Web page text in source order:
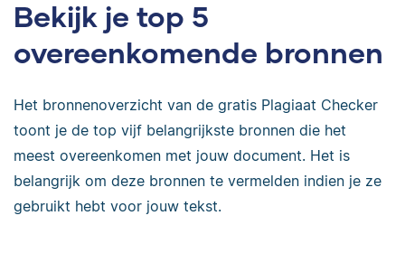
Bekijk je top 5
overeenkomende bronnen
Het bronnenoverzicht van de gratis Plagiaat Checker
toont je de top vijf belangrijkste bronnen die het
meest overeenkomen met jouw document. Het is
belangrijk om deze bronnen te vermelden indien je ze
gebruikt hebt voor jouw tekst.